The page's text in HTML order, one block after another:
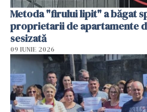
Metoda "firului lipit" a băgat
proprietarii de apartamente
sesizată
09 IUNIE 2026